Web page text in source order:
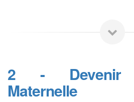
2 - Devenir
Maternelle